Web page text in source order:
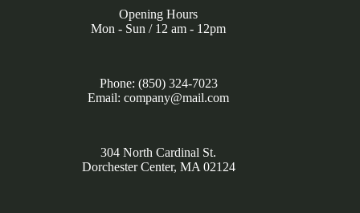
Opening Hours
Mon - Sun / 12 am - 12pm
Phone: (850) 324-7023
Email: company@mail.com
304 North Cardinal St.
Dorchester Center, MA 02124